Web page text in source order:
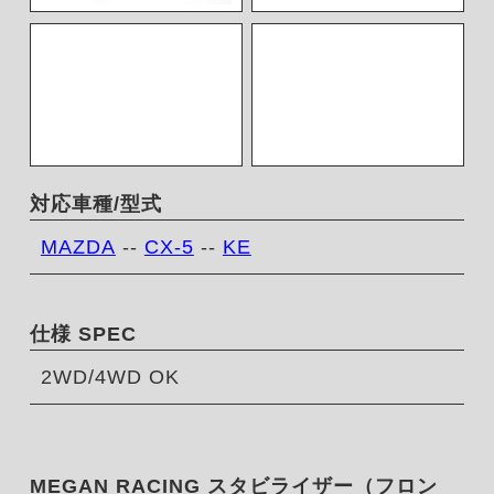
対応車種/型式
MAZDA -- CX-5 -- KE
仕様 SPEC
2WD/4WD OK
MEGAN RACING スタビライザー（フロン